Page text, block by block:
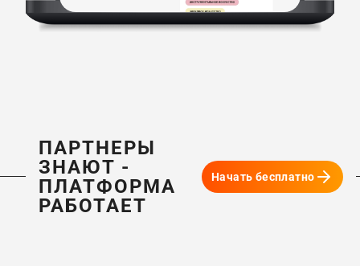
ПАРТНЕРЫ
ЗНАЮТ -
ПЛАТФОРМА
РАБОТАЕТ
Начать бесплатно